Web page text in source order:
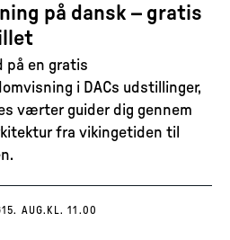
på dansk – gratis
på en gratis
i DACs udstillinger,
værter guider dig gennem
fra vikingetiden til
15. AUG. KL. 11.00